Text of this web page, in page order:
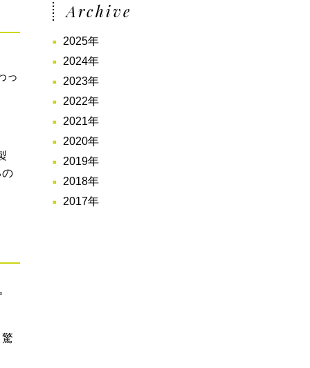
っ
の
驚
Archive
2025年
2024年
2023年
2022年
2021年
2020年
2019年
2018年
2017年